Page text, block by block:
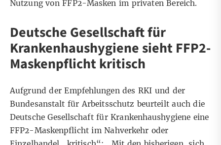
Nutzung von FFP2-Masken im privaten Bereich.
Deutsche Gesellschaft für
Krankenhaushygiene sieht FFP2-
Maskenpflicht kritisch
Aufgrund der Empfehlungen des RKI und der
Bundesanstalt für Arbeitsschutz beurteilt auch die
Deutsche Gesellschaft für Krankenhaushygiene eine
FFP2-Maskenpflicht im Nahverkehr oder